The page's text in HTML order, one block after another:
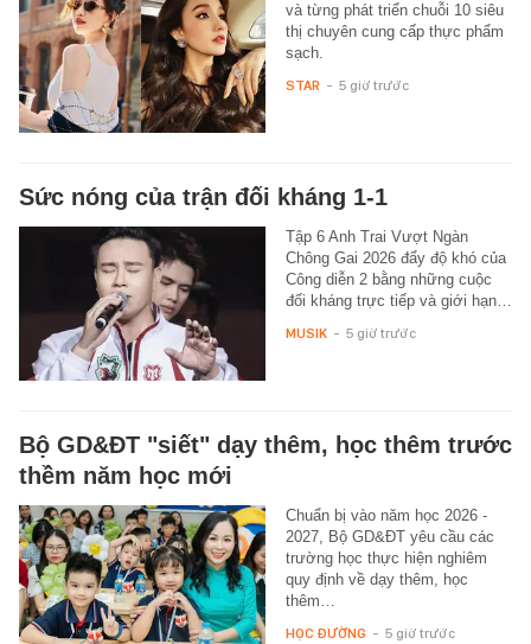
và từng phát triển chuỗi 10 siêu
thị chuyên cung cấp thực phẩm
sạch.
STAR - 5 giờ trước
Sức nóng của trận đối kháng 1-1
Tập 6 Anh Trai Vượt Ngàn
Chông Gai 2026 đẩy độ khó của
Công diễn 2 bằng những cuộc
đối kháng trực tiếp và giới hạn…
MUSIK - 5 giờ trước
Bộ GD&ĐT "siết" dạy thêm, học thêm trước
thềm năm học mới
Chuẩn bị vào năm học 2026 -
2027, Bộ GD&ĐT yêu cầu các
trường học thực hiện nghiêm
quy định về dạy thêm, học
thêm…
HỌC ĐƯỜNG - 5 giờ trước